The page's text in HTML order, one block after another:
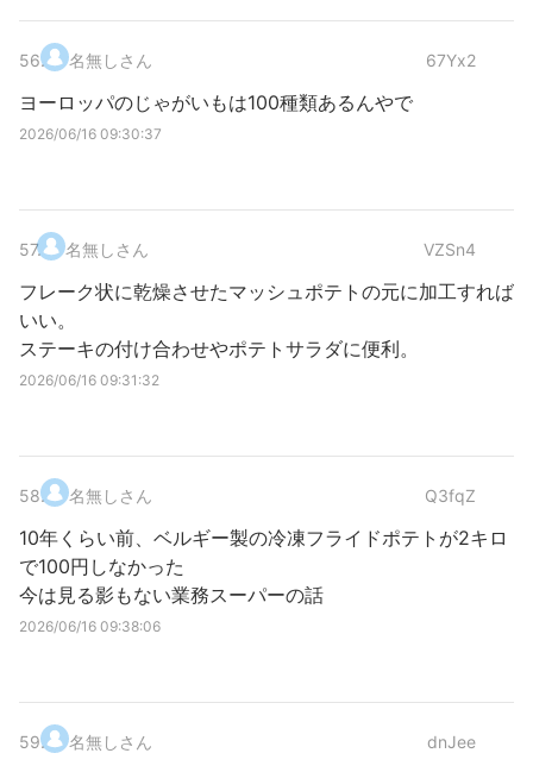
56. 名無しさん 67Yx2
ヨーロッパのじゃがいもは100種類あるんやで
2026/06/16 09:30:37
57. 名無しさん VZSn4
フレーク状に乾燥させたマッシュポテトの元に加工すれば
いい。
ステーキの付け合わせやポテトサラダに便利。
2026/06/16 09:31:32
58. 名無しさん Q3fqZ
10年くらい前、ベルギー製の冷凍フライドポテトが2キロ
で100円しなかった
今は見る影もない業務スーパーの話
2026/06/16 09:38:06
59. 名無しさん dnJee